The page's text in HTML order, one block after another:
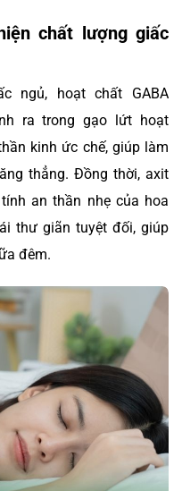
chất lượng giấc
ngủ, hoạt chất GABA
ra trong gạo lứt hoạt
kinh ức chế, giúp làm
thẳng. Đồng thời, axit
an thần nhẹ của hoa
thư giãn tuyệt đối, giúp
đêm.